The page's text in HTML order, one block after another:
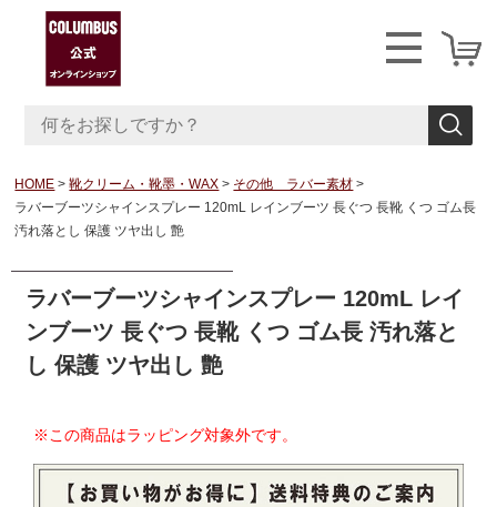
HOME 靴クリーム・靴墨・WAX
その他 ラバー素材
ラバーブーツシャインスプレー 120mL レインブーツ 長ぐつ 長靴 くつ ゴム長
汚れ落とし 保護 ツヤ出し 艶
ラバーブーツシャインスプレー 120mL レイ
ンブーツ 長ぐつ 長靴 くつ ゴム長 汚れ落と
し 保護 ツヤ出し 艶
※この商品はラッピング対象外です。